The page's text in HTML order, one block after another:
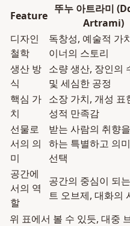
Feature
뚜누 아트라미
Artrami)
디자인
철학
독창성, 예술적 가
이너의 스토리
생산 방
식
소량 생산, 장인의
및 세심한 공정
핵심 가
치
소장 가치, 개성 표
성적 만족감
선물로
서의 의
미
받는 사람의 취향
하는 특별하고 의
선택
공간에
서의 역
할
공간의 중심이 되
트 오브제, 대화의
위 표에서 볼 수 있듯, 대중